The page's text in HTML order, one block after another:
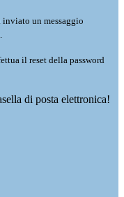
inviato un messaggio
il reset della password
di posta elettronica!